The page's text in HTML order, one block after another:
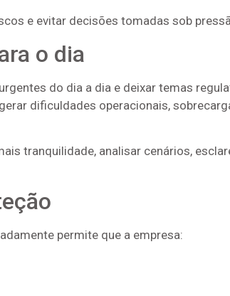
e evitar decisões tomadas sob
o dia
do dia a dia e deixar temas
dificuldades operacionais,
tranquilidade, analisar cenários,
permite que a empresa: